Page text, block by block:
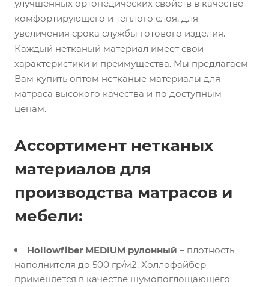
улучшенных ортопедических свойств в качестве
комфортирующего и теплого слоя, для
увеличения срока службы готового изделия.
Каждый нетканый материал имеет свои
характеристики и преимущества. Мы предлагаем
Вам купить оптом нетканые материалы для
матраса высокого качества и по доступным
ценам.
Ассортимент нетканых
материалов для
производства матрасов и
мебели:
Hollowfiber MEDIUM рулонный – плотность
наполнителя до 500 гр/м2. Холлофайбер
применяется в качестве шумопоглощающего